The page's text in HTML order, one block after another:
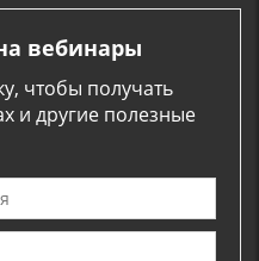
вебинары
чтобы получать
и другие полезные